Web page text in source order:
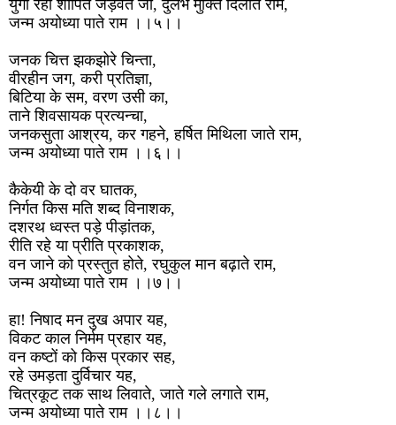
युगों रही शापित जड़वत जो, दुर्लभ मुक्ति दिलाते राम,
जन्म अयोध्या पाते राम ।।५।।
जनक चित्त झकझोरे चिन्ता,
वीरहीन जग, करी प्रतिज्ञा,
बिटिया के सम, वरण उसी का,
ताने शिवसायक प्रत्यन्चा,
जनकसुता आश्रय, कर गहने, हर्षित मिथिला जाते राम,
जन्म अयोध्या पाते राम ।।६।।
कैकेयी के दो वर घातक,
निर्गत किस मति शब्द विनाशक,
दशरथ ध्वस्त पड़े पीड़ांतक,
रीति रहे या प्रीति प्रकाशक,
वन जाने को प्रस्तुत होते, रघुकुल मान बढ़ाते राम,
जन्म अयोध्या पाते राम ।।७।।
हा! निषाद मन दुख अपार यह,
विकट काल निर्मम प्रहार यह,
वन कष्टों को किस प्रकार सह,
रहे उमड़ता दुर्विचार यह,
चित्रकूट तक साथ लिवाते, जाते गले लगाते राम,
जन्म अयोध्या पाते राम ।।८।।